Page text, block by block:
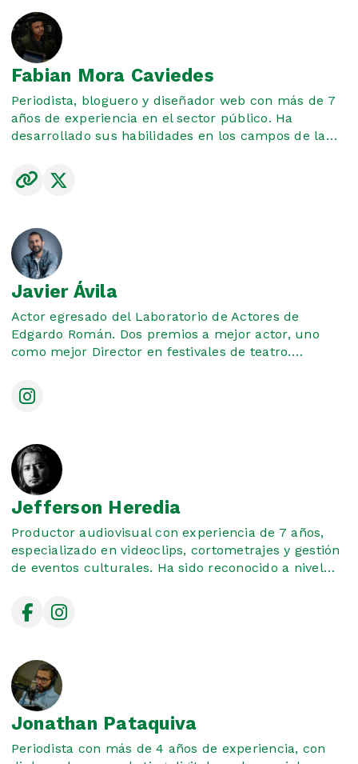
Fabian Mora Caviedes
Periodista, bloguero y diseñador web con más de 7
años de experiencia en el sector público. Ha
desarrollado sus habilidades en los campos de la
también en la realización de planes estratégicos de
comunicación, protocolos de crisis y redes sociales.
Javier Ávila
Actor egresado del Laboratorio de Actores de
Edgardo Román. Dos premios a mejor actor, uno
como mejor Director en festivales de teatro.
de la Corporación Universitaria CENDA. Filmaker,
Director de varias producciones audiovisuales,
trabajado como actor de películas colombianas
dentro de ellas, "Los Azucenos", *, dirigida por Alex
Boresof, donde desarrollé mi primer papel
protagónico, he trabajado en series de gran
renombre para canales nacionales y plataformas
Streaming.
Jefferson Heredia
Productor audiovisual con experiencia de 7 años,
especializado en videoclips, cortometrajes y gestión
de eventos culturales. Ha sido reconocido a nivel
cortometraje Sentencia de Muerte, que fue
seleccionado en el Bogotá Horror Film Festival 2022.
Jonathan Pataquiva
Periodista con más de 4 años de experiencia, con